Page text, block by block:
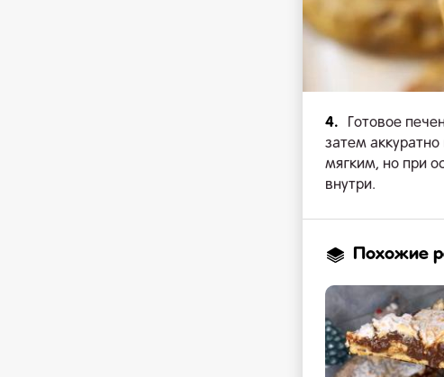
4.
Готовое
затем
мягким, но при
внутри.
Похожие